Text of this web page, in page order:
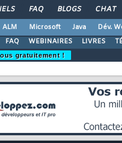
FAQ BLOGS CHAT
ALM Microsoft Java Dév.
FAQ WEBINAIRES LIVRES
gratuitement !